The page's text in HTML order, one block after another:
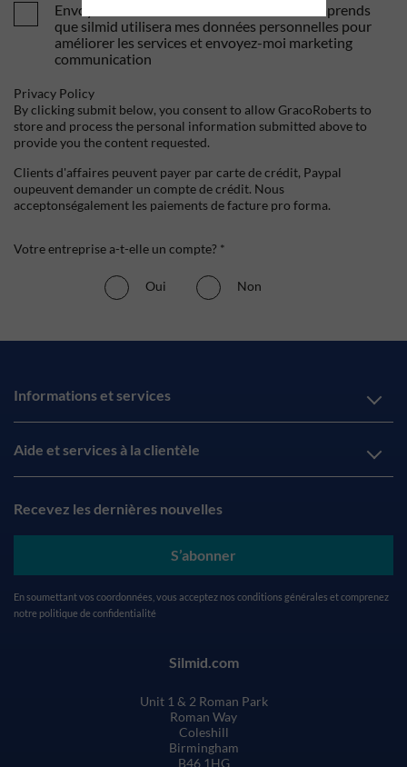
Envoyez-moi vos offres et actualités. Je comprends
que silmid utilisera mes données personnelles pour
améliorer les services et envoyez-moi marketing
communication
Privacy Policy
By clicking submit below, you consent to allow GracoRoberts to
store and process the personal information submitted above to
provide you the content requested.
Clients d'affaires peuvent payer par carte de crédit, Paypal
oupeuvent demander un compte de crédit. Nous
acceptonségalement les paiements de facture pro forma.
Votre entreprise a-t-elle un compte? *
Oui Non
Informations et services
Aide et services à la clientèle
Recevez les dernières nouvelles
S’abonner
En soumettant vos coordonnées, vous acceptez nos conditions générales et comprenez
notre politique de confidentialité
Silmid.com
Unit 1 & 2 Roman Park
Roman Way
Coleshill
Birmingham
B46 1HG